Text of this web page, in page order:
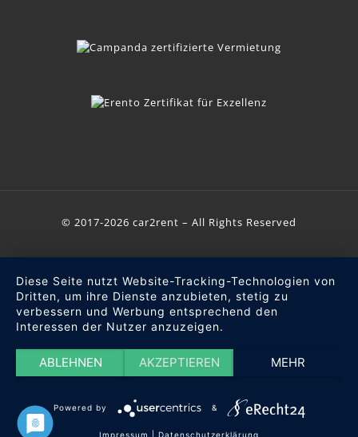
© 2017-2026 car2rent – All Rights Reserved
Diese Seite nutzt Website-Tracking-Technologien von
Dritten, um ihre Dienste anzubieten, stetig zu
verbessern und Werbung entsprechend den
Interessen der Nutzer anzuzeigen.
ABLEHNEN AKZEPTIEREN MEHR
Powered by &
Impressum Datenschutzerklärung